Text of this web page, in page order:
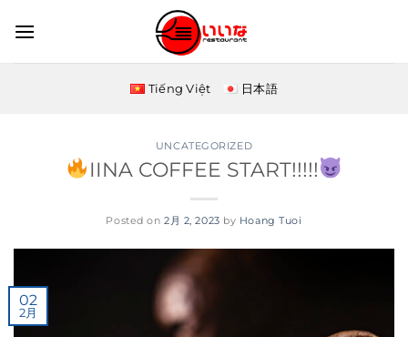
Tiếng Việt 日本語
UNCATEGORIZED
IINA COFFEE START!!!!!
Posted on2月 2, 2023 by Hoang Tuoi
02
2月